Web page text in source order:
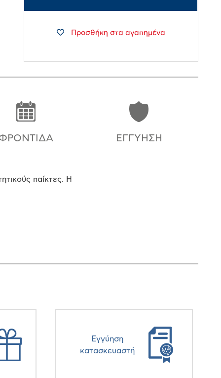
Προσθήκη στα αγαπημένα
ΕΓΓΎΗΣΗ
παίκτες. Η
Eγγύηση
κατασκευαστή